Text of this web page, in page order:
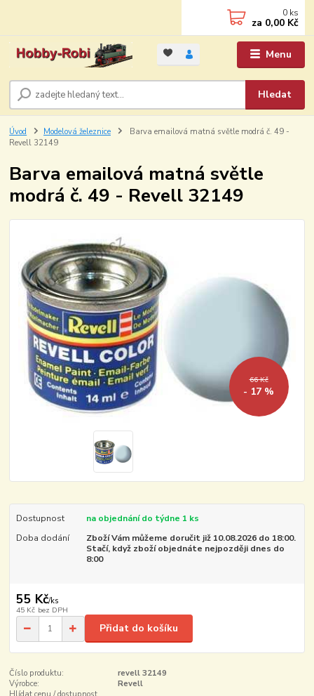
Menu
Hledat
0 ks
za 0,00 Kč
Úvod Modelová železnice
Barva emailová matná světle modrá č. 49 -
Revell 32149
Barva emailová matná světle
modrá č. 49 - Revell 32149
66 Kč
- 17 %
Dostupnost
na objednání do týdne 1 ks
Doba dodání
Zboží Vám můžeme doručit již 10.08.2026 do 18:00.
Stačí, když zboží objednáte nejpozději dnes do
8:00
55 Kč/ks
45 Kč bez DPH
Přidat do košíku
Číslo produktu:
revell 32149
Výrobce:
Revell